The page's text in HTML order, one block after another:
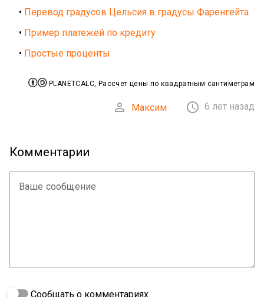
• Перевод градусов Цельсия в градусы Фаренгейта
• Пример платежей по кредиту
• Простые проценты
PLANETCALC, Рассчет цены по квадратным сантиметрам
 Максим  6 лет назад
Комментарии
Ваше сообщение
Сообщать о комментариях